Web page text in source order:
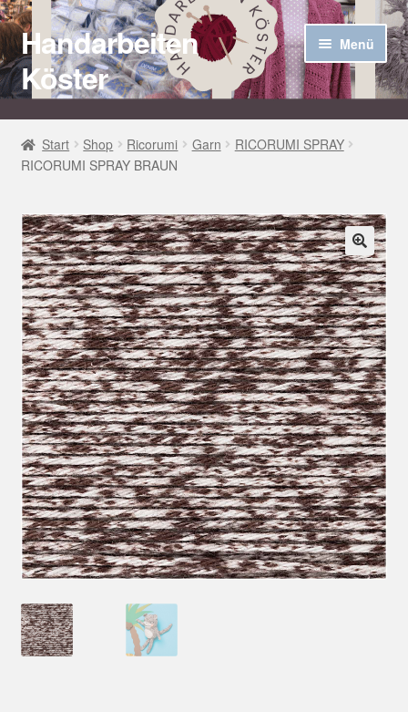
Zur
Navigation
springen
Zum
Inhalt
springen
Handarbeiten
Köster
Menü
Startseite
Über uns
Aktuelles
Häkel Techniken
öffnen
Shop
Kasse
Mein Konto
Start Shop Ricorumi Garn
RICORUMI SPRAY
RICORUMI SPRAY BRAUN
🔍